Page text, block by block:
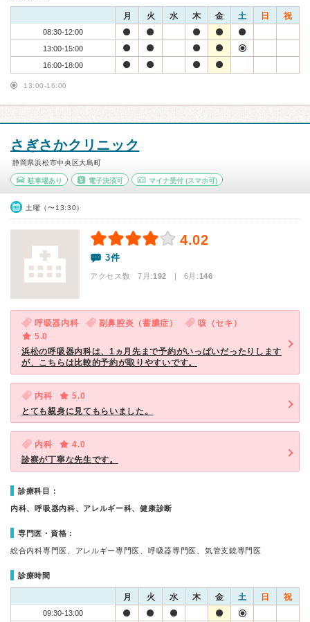
月 火 水 木 金 土 日 祝
08:30-12:00
13:00-15:00
16:00-18:00
13:00-16:00
さぎさかクリニック
静岡県浜松市中央区大島町
駐車場あり 電子決済可 マイナ受付 (スマホ可)
土曜（〜13:30）
4.02
3件
アクセス数 7月:192 | 6月:146
呼吸器内科 副鼻腔炎（蓄膿症）
咳（セキ）
5.0
浜松の呼吸器内科は、1ヵ月先まで予約がいっぱいだったりします
が、こちらは比較的予約が取りやすいです。
内科
5.0
とても親身に見てもらいました。
内科
4.0
診察が丁寧な先生です。
診療科目：
内科、呼吸器内科、アレルギー科、健康診断
専門医・資格：
総合内科専門医、アレルギー専門医、呼吸器専門医、気管支鏡専門医
診療時間
月 火 水 木 金 土 日 祝
09:30-13:00